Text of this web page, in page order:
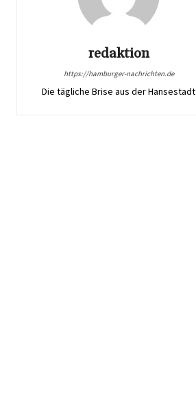
redaktion
https://hamburger-nachrichten.de
Die tägliche Brise aus der Hansestadt